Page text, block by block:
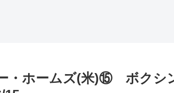
・ホームズ(米)⑮ ボクシ